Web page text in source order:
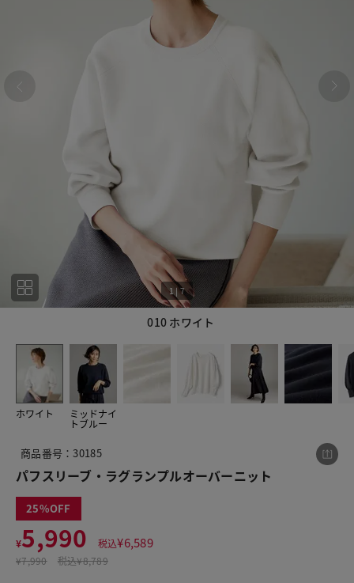
010 ホワイト
1 |7
ホワイト ミッドナイ
トブルー
商品番号：30185
パフスリーブ・ラグランプルオーバーニット
25
¥5,990 税込¥6,589
¥7,990 税込¥8,789
この商品をシェアする
¥5,990
税込¥6,589